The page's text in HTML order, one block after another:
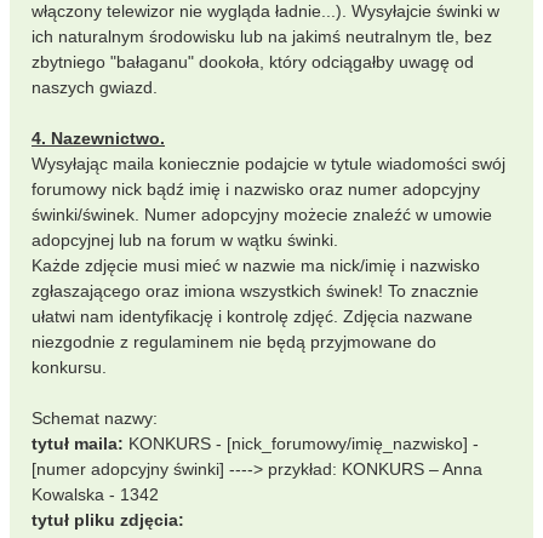
włączony telewizor nie wygląda ładnie...). Wysyłajcie świnki w
ich naturalnym środowisku lub na jakimś neutralnym tle, bez
zbytniego "bałaganu" dookoła, który odciągałby uwagę od
naszych gwiazd.
4. Nazewnictwo.
Wysyłając maila koniecznie podajcie w tytule wiadomości swój
forumowy nick bądź imię i nazwisko oraz numer adopcyjny
świnki/świnek. Numer adopcyjny możecie znaleźć w umowie
adopcyjnej lub na forum w wątku świnki.
Każde zdjęcie musi mieć w nazwie ma nick/imię i nazwisko
zgłaszającego oraz imiona wszystkich świnek! To znacznie
ułatwi nam identyfikację i kontrolę zdjęć. Zdjęcia nazwane
niezgodnie z regulaminem nie będą przyjmowane do
konkursu.
Schemat nazwy:
tytuł maila: KONKURS - [nick_forumowy/imię_nazwisko] -
[numer adopcyjny świnki] ----> przykład: KONKURS – Anna
Kowalska - 1342
tytuł pliku zdjęcia: